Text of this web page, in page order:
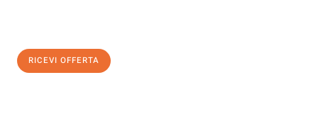
RICEVI OFFERTA